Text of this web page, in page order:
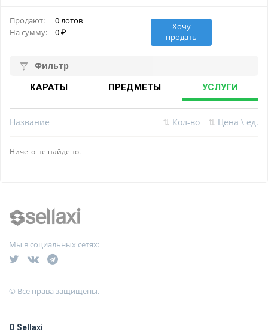
Продают:
0 лотов
На сумму:
0
Хочу
продать
Фильтр
КАРАТЫ ПРЕДМЕТЫ УСЛУГИ
Название ⇅ Кол-во ⇅ Цена \ ед.
Ничего не найдено.
Мы в социальных сетях:
© Все права защищены.
О Sellaxi